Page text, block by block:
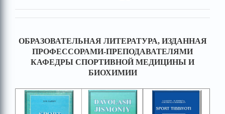
ОБРАЗОВАТЕЛЬНАЯ ЛИТЕРАТУРА, ИЗДАННАЯ
ПРОФЕССОРАМИ-ПРЕПОДАВАТЕЛЯМИ
КАФЕДРЫ СПОРТИВНОЙ МЕДИЦИНЫ И
БИОХИМИИ